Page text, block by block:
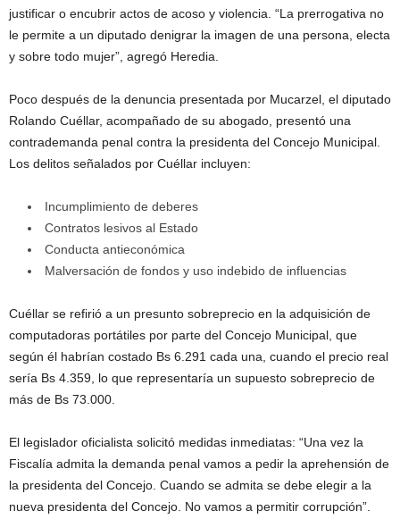
justificar o encubrir actos de acoso y violencia. “La prerrogativa no
le permite a un diputado denigrar la imagen de una persona, electa
y sobre todo mujer”, agregó Heredia.
Poco después de la denuncia presentada por Mucarzel, el diputado
Rolando Cuéllar, acompañado de su abogado, presentó una
contrademanda penal contra la presidenta del Concejo Municipal.
Los delitos señalados por Cuéllar incluyen:
Incumplimiento de deberes
Contratos lesivos al Estado
Conducta antieconómica
Malversación de fondos y uso indebido de influencias
Cuéllar se refirió a un presunto sobreprecio en la adquisición de
computadoras portátiles por parte del Concejo Municipal, que
según él habrían costado Bs 6.291 cada una, cuando el precio real
sería Bs 4.359, lo que representaría un supuesto sobreprecio de
más de Bs 73.000.
El legislador oficialista solicitó medidas inmediatas: “Una vez la
Fiscalía admita la demanda penal vamos a pedir la aprehensión de
la presidenta del Concejo. Cuando se admita se debe elegir a la
nueva presidenta del Concejo. No vamos a permitir corrupción”.